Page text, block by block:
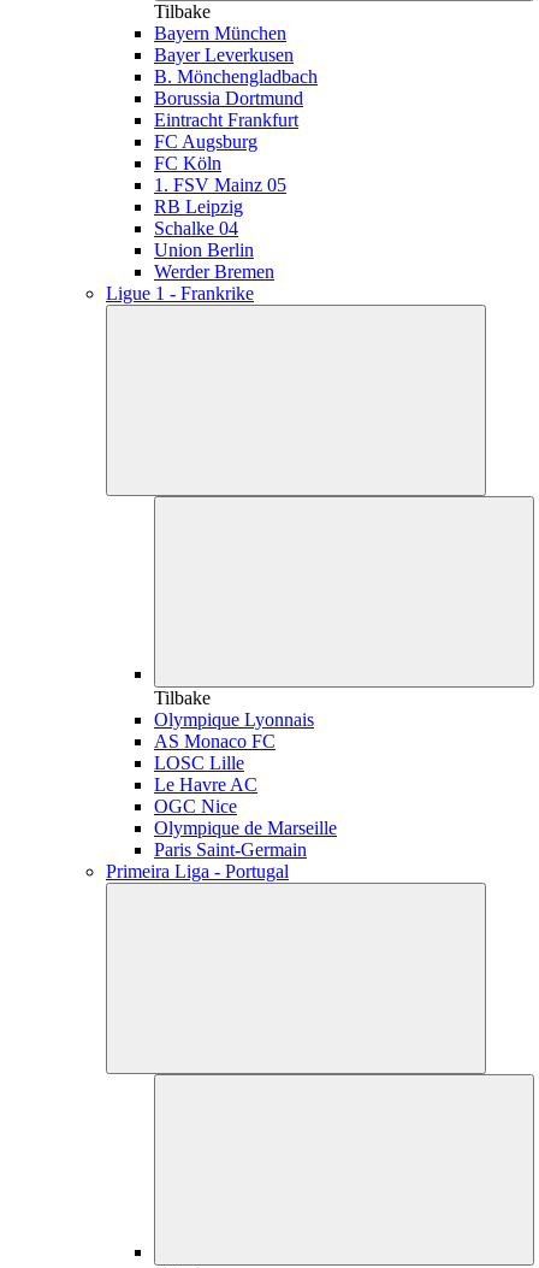
Tilbake
Bayern München
Bayer Leverkusen
B. Mönchengladbach
Borussia Dortmund
Eintracht Frankfurt
FC Augsburg
FC Köln
1. FSV Mainz 05
RB Leipzig
Schalke 04
Union Berlin
Werder Bremen
Ligue 1 - Frankrike
Tilbake
Olympique Lyonnais
AS Monaco FC
LOSC Lille
Le Havre AC
OGC Nice
Olympique de Marseille
Paris Saint-Germain
Primeira Liga - Portugal